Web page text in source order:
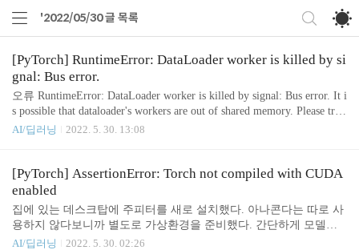
'2022/05/30 글 목록
[PyTorch] RuntimeError: DataLoader worker is killed by si
gnal: Bus error.
오류 RuntimeError: DataLoader worker is killed by signal: Bus error. It i
s possible that dataloader's workers are out of shared memory. Please try t
o raise your shared memory limit. DataLoader를 사용하는 코드에서 wo
있다. 해결 방법 Linux 계열의 경우에는 df -h 명령어로 메모리 사용
현황을 확인할 수 있다. Filesystem Size Used Avail Use% Mounted on
overlay 1.8T 202G ..
AI/딥러닝 2022. 5. 30. 13:08
[PyTorch] AssertionError: Torch not compiled with CUDA
enabled
집에 있는 데스크탑에 주피터를 새로 설치했다. 아나콘다는 따로 사
용하지 않다보니까 별도로 가상환경을 준비했다. 간단하게 모델을
학습하려고 이전에 잘 동작했던 노트북 파일을 조금 수정해서 실행
AI/딥러닝 2022. 5. 30. 02:26